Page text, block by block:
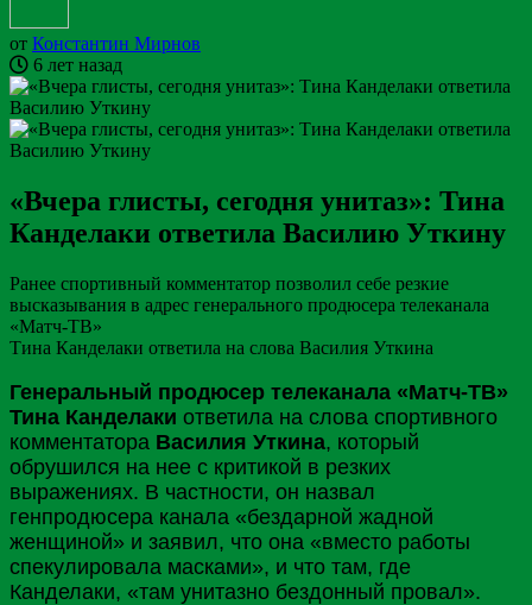
от Константин Мирнов
6 лет назад
«Вчера глисты, сегодня унитаз»: Тина
Канделаки ответила Василию Уткину
Ранее спортивный комментатор позволил себе резкие
высказывания в адрес генерального продюсера телеканала
«Матч-ТВ»
Тина Канделаки ответила на слова Василия Уткина
Генеральный продюсер телеканала «Матч-ТВ»
Тина Канделаки ответила на слова спортивного
комментатора Василия Уткина, который
обрушился на нее с критикой в резких
выражениях. В частности, он назвал
генпродюсера канала «бездарной жадной
женщиной» и заявил, что она «вместо работы
спекулировала масками», и что там, где
Канделаки, «там унитазно бездонный провал».